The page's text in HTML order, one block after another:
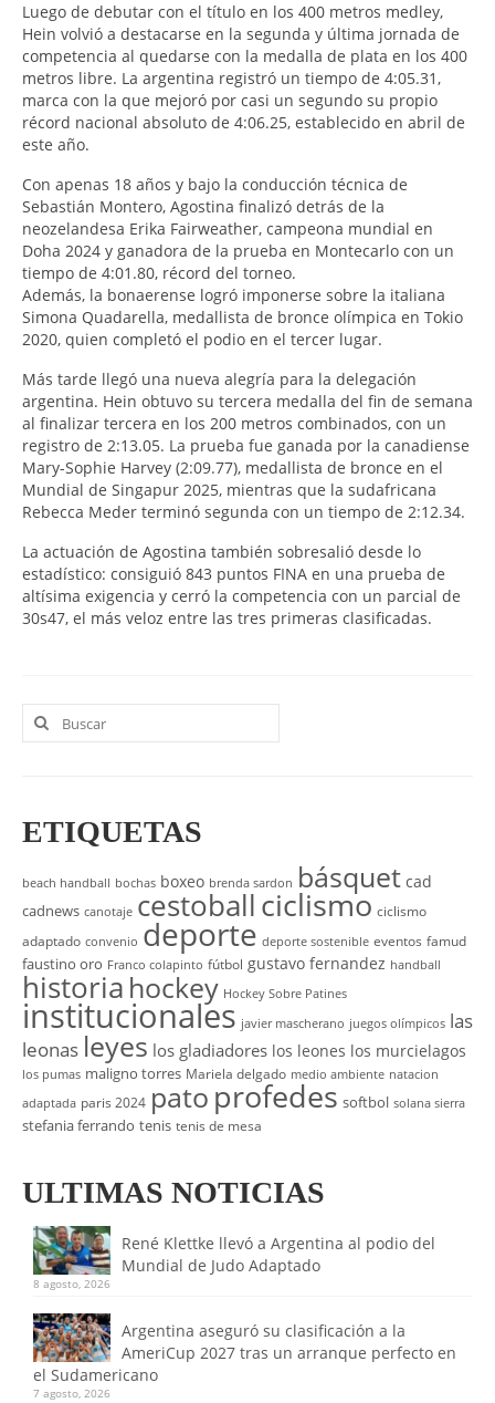
Luego de debutar con el título en los 400 metros medley,
Hein volvió a destacarse en la segunda y última jornada de
competencia al quedarse con la medalla de plata en los 400
metros libre. La argentina registró un tiempo de 4:05.31,
marca con la que mejoró por casi un segundo su propio
récord nacional absoluto de 4:06.25, establecido en abril de
este año.
Con apenas 18 años y bajo la conducción técnica de
Sebastián Montero, Agostina finalizó detrás de la
neozelandesa Erika Fairweather, campeona mundial en
Doha 2024 y ganadora de la prueba en Montecarlo con un
tiempo de 4:01.80, récord del torneo.
Además, la bonaerense logró imponerse sobre la italiana
Simona Quadarella, medallista de bronce olímpica en Tokio
2020, quien completó el podio en el tercer lugar.
Más tarde llegó una nueva alegría para la delegación
argentina. Hein obtuvo su tercera medalla del fin de semana
al finalizar tercera en los 200 metros combinados, con un
registro de 2:13.05. La prueba fue ganada por la canadiense
Mary-Sophie Harvey (2:09.77), medallista de bronce en el
Mundial de Singapur 2025, mientras que la sudafricana
Rebecca Meder terminó segunda con un tiempo de 2:12.34.
La actuación de Agostina también sobresalió desde lo
estadístico: consiguió 843 puntos FINA en una prueba de
altísima exigencia y cerró la competencia con un parcial de
30s47, el más veloz entre las tres primeras clasificadas.
Buscar
por:
ETIQUETAS
beach handball bochas boxeo brenda sardon básquet cad
cadnews canotaje cestoballciclismo ciclismo
adaptado convenio deporte deporte sostenible eventos famud
faustino oro Franco colapinto fútbol gustavo fernandez handball
historia hockey Hockey Sobre Patines
institucionales javier mascherano juegos olímpicos las
leonas leyes los gladiadores los leones los murcielagos
los pumas maligno torres Mariela delgado medio ambiente natacion
adaptada paris 2024 pato profedes softbol solana sierra
stefania ferrando tenis tenis de mesa
ULTIMAS NOTICIAS
René Klettke llevó a Argentina al podio del
Mundial de Judo Adaptado
8 agosto, 2026
Argentina aseguró su clasificación a la
AmeriCup 2027 tras un arranque perfecto en
el Sudamericano
7 agosto, 2026